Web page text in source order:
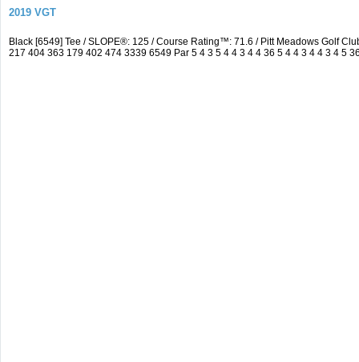
2019 VGT
Black [6549] Tee / SLOPE®: 125 / Course Rating™: 71.6 / Pitt Meadows Golf
217 404 363 179 402 474 3339 6549 Par 5 4 3 5 4 4 3 4 4 36 5 4 4 3 4 4 3 4 5